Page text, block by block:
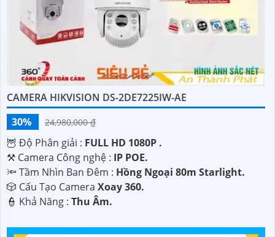
CAMERA HIKVISION DS-2DE7225IW-AE
30%
24,980,000 ₫
🦉 Độ Phân giải : FULL HD 1080P .
⚒ Camera Công nghệ : IP POE.
🔦 Tầm Nhìn Ban Đêm : Hồng Ngoại 80m Starlight.
🎲 Cấu Tạo Camera Xoay 360.
️👮 Khả Năng : Thu Âm.